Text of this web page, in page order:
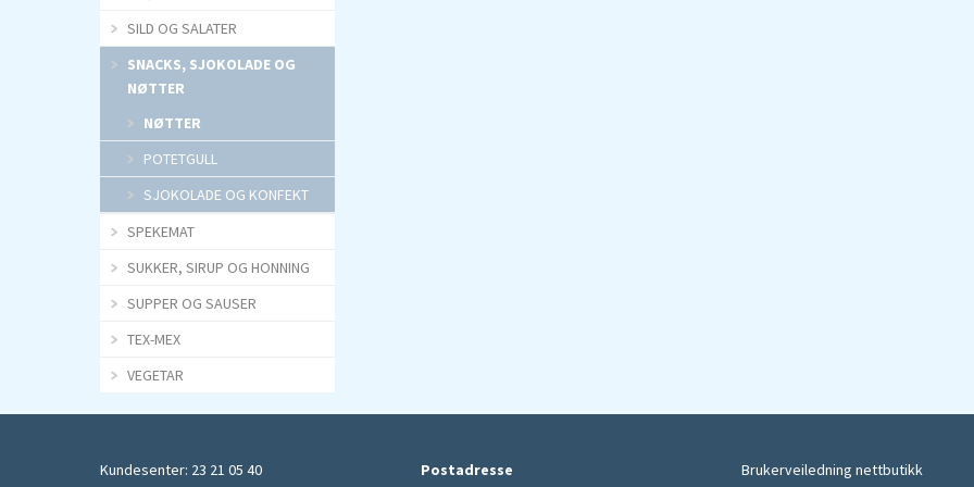
SILD OG SALATER
SNACKS, SJOKOLADE OG
NØTTER
NØTTER
POTETGULL
SJOKOLADE OG KONFEKT
SPEKEMAT
SUKKER, SIRUP OG HONNING
SUPPER OG SAUSER
TEX-MEX
VEGETAR
Kundesenter: 23 21 05 40
Postadresse
Brukerveiledning nettbutikk